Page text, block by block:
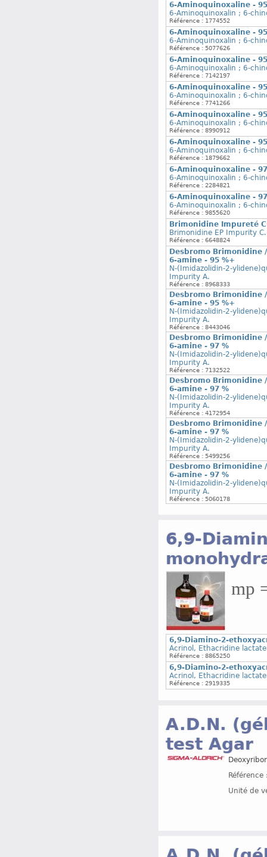
6-Aminoquinoxaline -
6-Aminoquinoxalin ; 6-
Référence : 1774552
6-Aminoquinoxaline -
6-Aminoquinoxalin ; 6-
Référence : 5077626
6-Aminoquinoxaline -
6-Aminoquinoxalin ; 6-
Référence : 7142197
6-Aminoquinoxaline -
6-Aminoquinoxalin ; 6-
Référence : 7741266
6-Aminoquinoxaline -
6-Aminoquinoxalin ; 6-
Référence : 8990912
6-Aminoquinoxaline -
6-Aminoquinoxalin ; 6-
Référence : 1879662
6-Aminoquinoxaline -
6-Aminoquinoxalin ; 6-
Référence : 2284821
6-Aminoquinoxaline -
6-Aminoquinoxalin ; 6-
Référence : 9855620
Brimonidine Impureté
Brimonidine EP Impurity
Référence : 6648824
Desbromo Brimonidine
6-amine - 95 %+
N-(Imidazolidin-2-
Impurity A.
Référence : 8968333
Desbromo Brimonidine
6-amine - 95 %+
N-(Imidazolidin-2-
Impurity A.
Référence : 8443046
Desbromo Brimonidine
6-amine - 97 %
N-(Imidazolidin-2-
Impurity A.
Référence : 7132522
Desbromo Brimonidine
6-amine - 97 %
N-(Imidazolidin-2-
Impurity A.
Référence : 4172954
Desbromo Brimonidine
6-amine - 97 %
N-(Imidazolidin-2-
Impurity A.
Référence : 5499256
Desbromo Brimonidine
6-amine - 97 %
N-(Imidazolidin-2-
Impurity A.
Référence : 5060178
6,9-
mp
6,9-Diamino-2-
Acrinol, Ethacridine
Référence : 8865250
6,9-Diamino-2-
Acrinol, Ethacridine
Référence : 2919335
A.D.N.
test Agar
Unité de